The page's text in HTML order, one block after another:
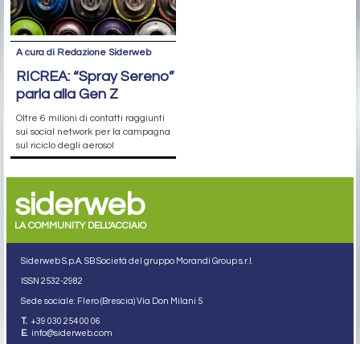
A cura di Redazione Siderweb
RICREA: “Spray Sereno”
parla alla Gen Z
Oltre 6 milioni di contatti raggiunti
sui social network per la campagna
sul riciclo degli aerosol
siderweb
LA COMMUNITY DELL'ACCIAIO
Siderweb S.p.A. SB Società del gruppo Morandi Group s.r.l.
ISSN 2532-2982
Sede sociale: Flero (Brescia) Via Don Milani 5
T. +39 030 254 00 06
E. info@siderweb.com